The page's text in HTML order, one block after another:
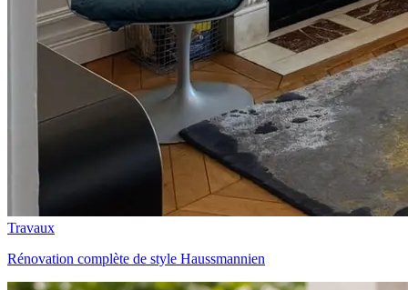
Travaux
Rénovation complète de style Haussmannien